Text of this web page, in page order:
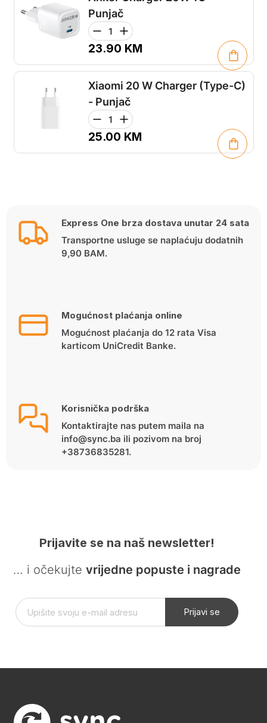
Punjač
23.90 KM
Xiaomi 20 W Charger (Type-C)
- Punjač
25.00 KM
Express One brza dostava unutar 24 sata
Transportne usluge se naplaćuju dodatnih
9,90 BAM.
Mogućnost plaćanja online
Mogućnost plaćanja do 12 rata Visa
karticom UniCredit Banke.
Korisnička podrška
Kontaktirajte nas putem maila na
info@sync.ba ili pozivom na broj
+38736835281.
Prijavite se na naš newsletter!
… i očekujte vrijedne popuste i nagrade
Prijavi se